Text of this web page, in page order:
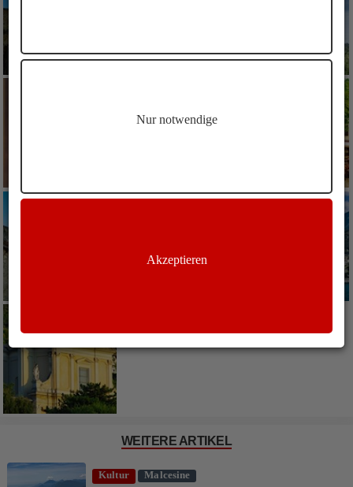
WEITERE ARTIKEL
Kultur Malcesine
Nur notwendige
Akzeptieren